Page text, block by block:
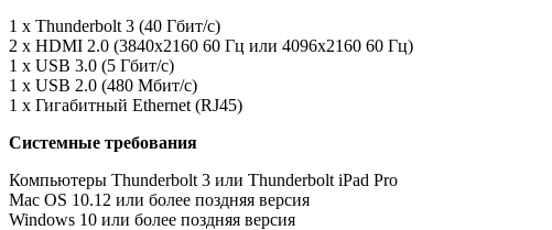
1 x Thunderbolt 3 (40 Гбит/с)
2 x HDMI 2.0 (3840x2160 60 Гц или 4096x2160 60 Гц)
1 x USB 3.0 (5 Гбит/с)
1 x USB 2.0 (480 Мбит/с)
1 x Гигабитный Ethernet (RJ45)
Системные требования
Компьютеры Thunderbolt 3 или Thunderbolt iPad Pro
Mac OS 10.12 или более поздняя версия
Windows 10 или более поздняя версия